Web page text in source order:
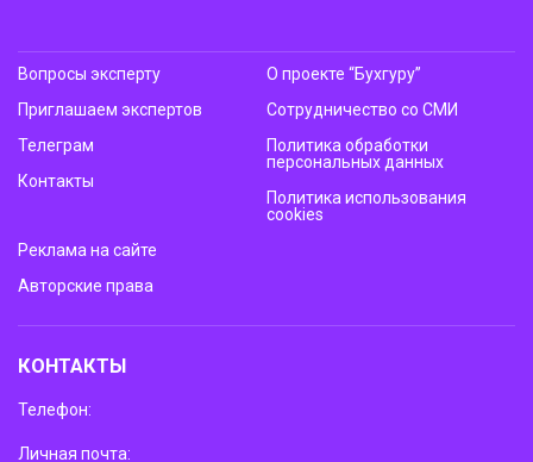
Вопросы эксперту
Приглашаем экспертов
Телеграм
Контакты
О проекте “Бухгуру”
Сотрудничество со СМИ
Политика обработки
персональных данных
Политика использования
cookies
Реклама на сайте
Авторские права
КОНТАКТЫ
Телефон:
Личная почта: